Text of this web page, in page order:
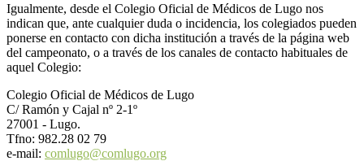
Igualmente, desde el Colegio Oficial de Médicos de Lugo nos
indican que, ante cualquier duda o incidencia, los colegiados pueden
ponerse en contacto con dicha institución a través de la página web
del campeonato, o a través de los canales de contacto habituales de
aquel Colegio:
Colegio Oficial de Médicos de Lugo
C/ Ramón y Cajal nº 2-1º
27001 - Lugo.
Tfno: 982.28 02 79
e-mail: comlugo@comlugo.org